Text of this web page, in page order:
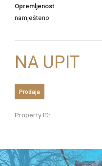
Opremljenost
namješteno
NA UPIT
Prodaja
Property ID: